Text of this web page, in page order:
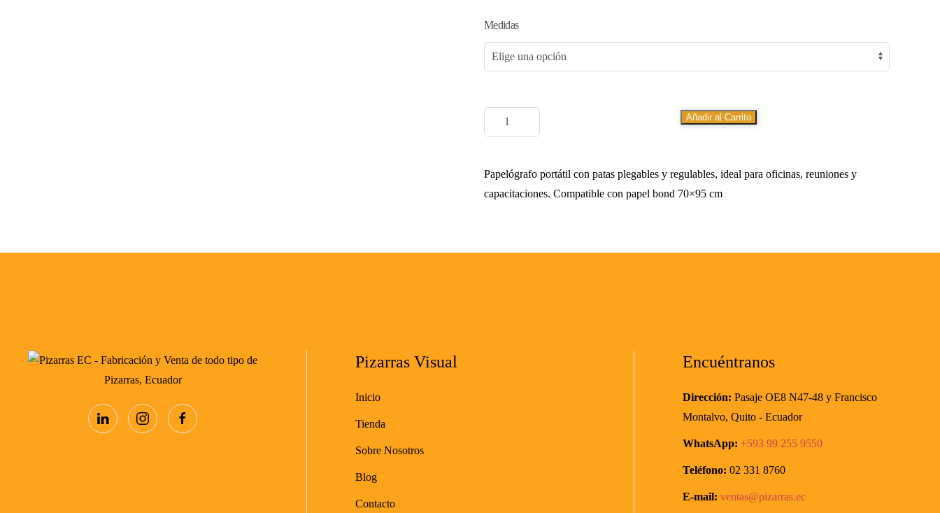
Medidas
Papelógrafo
portátil
patas
regulables
Añadir al Carrito
Papelógrafo portátil con patas plegables y regulables, ideal para oficinas, reuniones y
capacitaciones. Compatible con papel bond 70×95 cm
Pizarras Visual
Inicio
Tienda
Sobre Nosotros
Blog
Contacto
Encuéntranos
Dirección: Pasaje OE8 N47-48 y Francisco
Montalvo, Quito - Ecuador
WhatsApp: +593 99 255 9550
Teléfono: 02 331 8760
E-mail: ventas@pizarras.ec